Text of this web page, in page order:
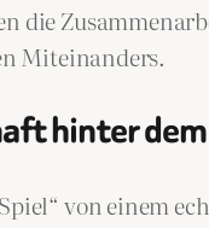
die
Miteinanders.
hinter
von einem